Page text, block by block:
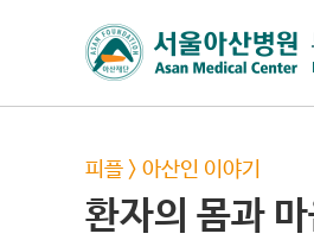
피플 > 아산인 이야기
환자의 몸과